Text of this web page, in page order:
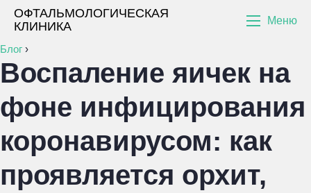
ОФТАЛЬМОЛОГИЧЕСКАЯ
КЛИНИКА
Меню
Блог ›
Воспаление яичек на
фоне инфицирования
коронавирусом: как
проявляется орхит,